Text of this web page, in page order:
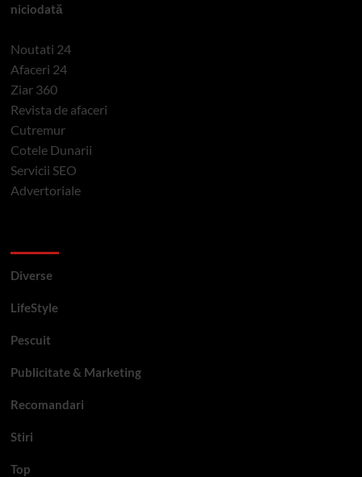
niciodată
Noutati 24
Afaceri 24
Ziar 360
Revista de afaceri
Cutremur
Cotele Dunarii
Servicii SEO
Advertoriale
Diverse
LifeStyle
Pescuit
Publicitate & Marketing
Recomandari
Stiri
Top